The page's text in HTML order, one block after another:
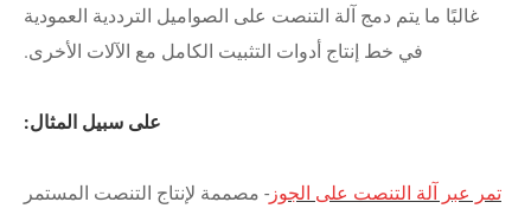
غالبًا ما يتم دمج آلة التنصت على الصواميل الترددية العمودية
في خط إنتاج أدوات التثبيت الكامل مع الآلات الأخرى.
على سبيل المثال:
تمر عبر آلة التنصت على الجوز - مصممة لإنتاج التنصت المستمر